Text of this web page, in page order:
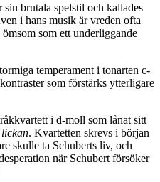
brutala spelstil och kallades
i hans musik är vreden ofta
som ett underliggande
temperament i tonarten c-
som förstärks ytterligare
i d-moll som lånat sitt
. Kvartetten skrevs i början
skulle ta Schuberts liv, och
när Schubert försöker